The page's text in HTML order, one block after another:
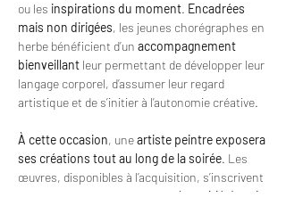
ou les inspirations du moment. Encadrées
mais non dirigées, les jeunes chorégraphes en
herbe bénéficient d’un accompagnement
bienveillant leur permettant de développer leur
langage corporel, d’assumer leur regard
artistique et de s’initier à l’autonomie créative.
À cette occasion, une artiste peintre exposera
ses créations tout au long de la soirée. Les
œuvres, disponibles à l’acquisition, s’inscrivent
la moitié du prix